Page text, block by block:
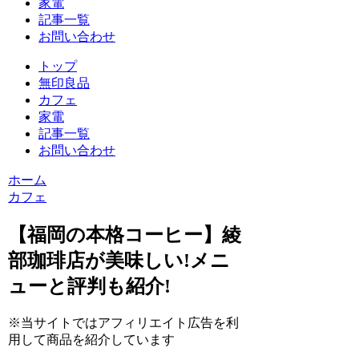
家電
記事一覧
お問い合わせ
トップ
無印良品
カフェ
家電
記事一覧
お問い合わせ
ホーム
カフェ
【福岡の本格コーヒー】綾
部珈琲店が美味しい!メニ
ューと評判も紹介!
※当サイトではアフィリエイト広告を利
用して商品を紹介しています